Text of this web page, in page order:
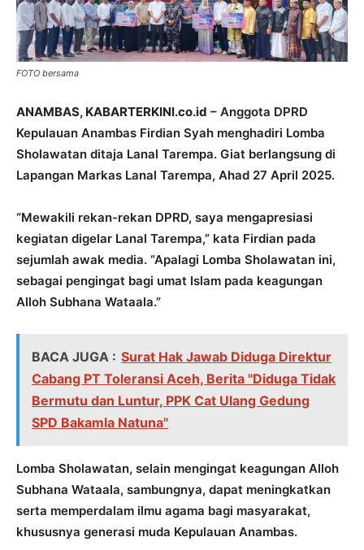
FOTO bersama
ANAMBAS, KABARTERKINI.co.id – Anggota DPRD
Kepulauan Anambas Firdian Syah menghadiri Lomba
Sholawatan ditaja Lanal Tarempa. Giat berlangsung di
Lapangan Markas Lanal Tarempa, Ahad 27 April 2025.
“Mewakili rekan-rekan DPRD, saya mengapresiasi
kegiatan digelar Lanal Tarempa,” kata Firdian pada
sejumlah awak media. “Apalagi Lomba Sholawatan ini,
sebagai pengingat bagi umat Islam pada keagungan
Alloh Subhana Wataala.”
BACA JUGA : Surat Hak Jawab Diduga Direktur
Cabang PT Toleransi Aceh, Berita "Diduga Tidak
Bermutu dan Luntur, PPK Cat Ulang Gedung
SPD Bakamla Natuna"
Lomba Sholawatan, selain mengingat keagungan Alloh
Subhana Wataala, sambungnya, dapat meningkatkan
serta memperdalam ilmu agama bagi masyarakat,
khususnya generasi muda Kepulauan Anambas.